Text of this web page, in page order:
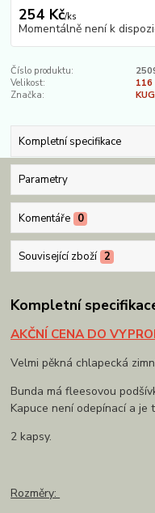
254 Kč/ks
Momentálně není k
Číslo produktu:
Velikost:
116
Značka:
Kompletní specifikace
Parametry
Komentáře 0
Související zboží 2
Kompletní
AKČNÍ CENA DO
Velmi pěkná chlapecká
Bunda má fleesovou
Kapuce není odepínací a je
2 kapsy.
Rozměry: